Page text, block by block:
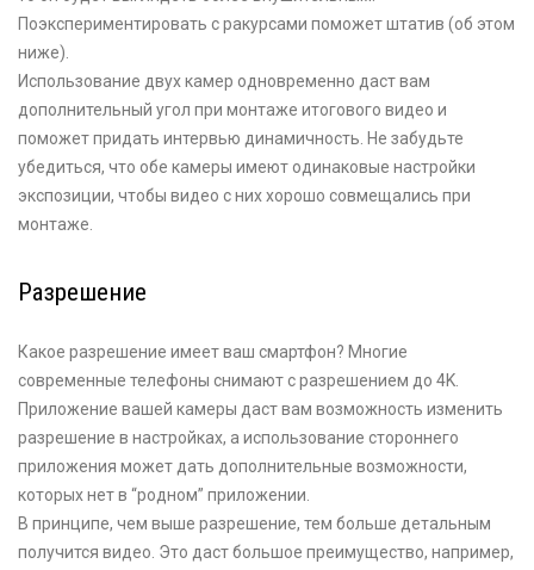
Поэкспериментировать с ракурсами поможет штатив (об этом
ниже).
Использование двух камер одновременно даст вам
дополнительный угол при монтаже итогового видео и
поможет придать интервью динамичность. Не забудьте
убедиться, что обе камеры имеют одинаковые настройки
экспозиции, чтобы видео с них хорошо совмещались при
монтаже.
Разрешение
Какое разрешение имеет ваш смартфон? Многие
современные телефоны снимают с разрешением до 4K.
Приложение вашей камеры даст вам возможность изменить
разрешение в настройках, а использование стороннего
приложения может дать дополнительные возможности,
которых нет в “родном” приложении.
В принципе, чем выше разрешение, тем больше детальным
получится видео. Это даст большое преимущество, например,